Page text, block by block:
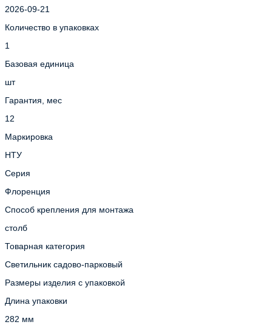
2026-09-21
Количество в упаковках
1
Базовая единица
шт
Гарантия, мес
12
Маркировка
НТУ
Серия
Флоренция
Способ крепления для монтажа
столб
Товарная категория
Светильник садово-парковый
Размеры изделия с упаковкой
Длина упаковки
282 мм